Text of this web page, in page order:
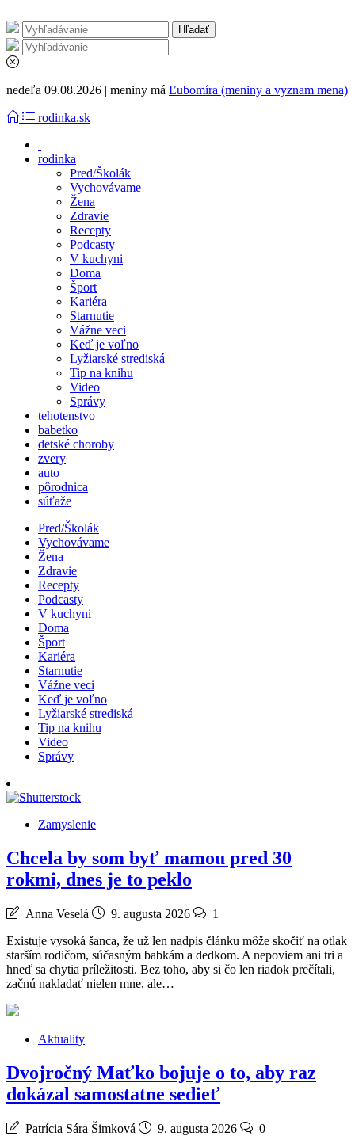
nedeľa 09.08.2026 | meniny má Ľubomíra (meniny a vyznam mena)
rodinka.sk
rodinka
Pred/Školák
Vychovávame
Žena
Zdravie
Recepty
Podcasty
V kuchyni
Doma
Šport
Kariéra
Starnutie
Vážne veci
Keď je voľno
Lyžiarské strediská
Tip na knihu
Video
Správy
tehotenstvo
babetko
detské choroby
zvery
auto
pôrodnica
súťaže
Pred/Školák
Vychovávame
Žena
Zdravie
Recepty
Podcasty
V kuchyni
Doma
Šport
Kariéra
Starnutie
Vážne veci
Keď je voľno
Lyžiarské strediská
Tip na knihu
Video
Správy
Zamyslenie
Chcela by som byť mamou pred 30
rokmi, dnes je to peklo
Anna Veselá 9. augusta 2026
1
Existuje vysoká šanca, že už len nadpis článku môže skočiť na otlak
starším rodičom, súčasným babkám a dedkom. A nepoviem ani tri a
hneď sa chytia príležitosti. Bez toho, aby si čo len riadok prečítali,
začnú nakladať nielen mne, ale…
Aktuality
Dvojročný Maťko bojuje o to, aby raz
dokázal samostatne sedieť
Patrícia Sára Šimková 9. augusta 2026
0